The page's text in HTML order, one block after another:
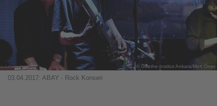
© Goethe-Institut Ankara/Mert Öner
03.04.2017: ABAY - Rock Konseri